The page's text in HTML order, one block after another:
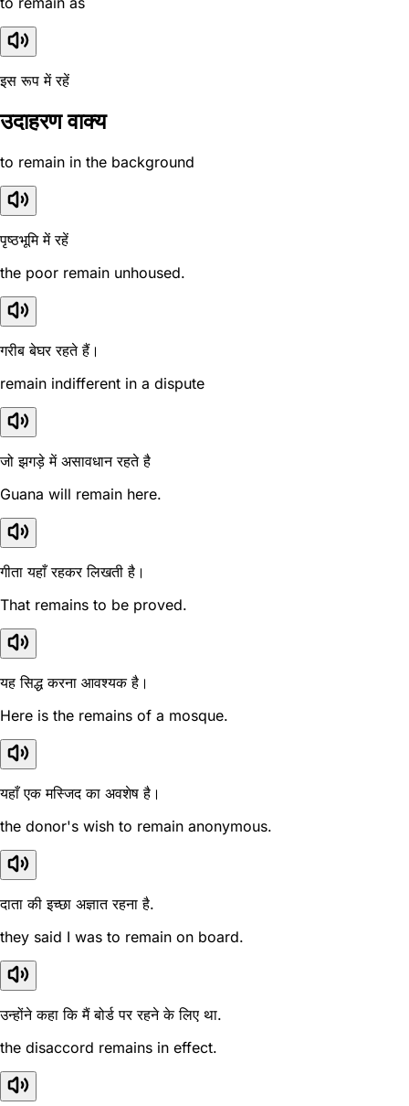
इस रूप में रहें
उदाहरण वाक्य
to remain in the background
पृष्ठभूमि में रहें
the poor remain unhoused.
गरीब बेघर रहते हैं।
remain indifferent in a dispute
जो झगड़े में असावधान रहते है
Guana will remain here.
गीता यहाँ रहकर लिखती है।
That remains to be proved.
यह सिद्ध करना आवश्यक है।
Here is the remains of a mosque.
यहाँ एक मस्जिद का अवशेष है।
the donor's wish to remain anonymous.
दाता की इच्छा अज्ञात रहना है.
they said I was to remain on board.
उन्होंने कहा कि मैं बोर्ड पर रहने के लिए था.
the disaccord remains in effect.